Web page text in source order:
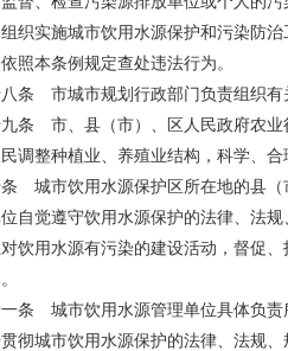
实施城市饮用水源保护和污染防治
本条例规定查处违法行为。
市城市规划行政部门负责组织有
市、县（市）、区人民政府农业
调整种植业、养殖业结构，科学、
市饮用水源保护区所在地的县（
自觉遵守饮用水源保护的法律、法规
饮用水源有污染的建设活动，督促
城市饮用水源管理单位具体负责
彻城市饮用水源保护的法律、法规